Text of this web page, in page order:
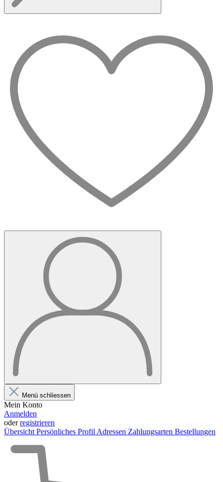
Menü schliessen
Mein Konto
Anmelden
oderregistrieren
Übersicht Persönliches Profil Adressen Zahlungsarten Bestellungen